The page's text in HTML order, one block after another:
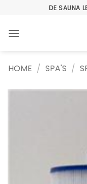
inhoud
DE SAUNA
HOME / SPA'S /